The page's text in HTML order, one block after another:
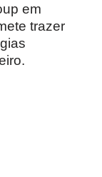
em
trazer